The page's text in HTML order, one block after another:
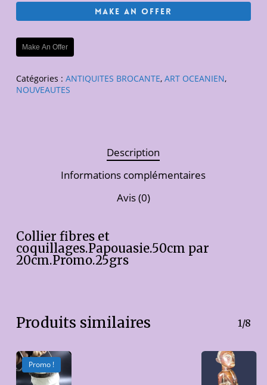
Make An Offer
Make An Offer
Catégories : ANTIQUITES BROCANTE, ART OCEANIEN,
NOUVEAUTES
Description
Informations complémentaires
Avis (0)
Collier fibres et
coquillages.Papouasie.50cm par
20cm.Promo.25grs
Produits similaires 1/8
Promo !